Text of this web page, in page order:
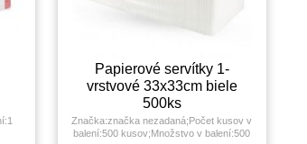
Papierové servítky 1-
vrstvové 33x33cm biele
500ks
Značka:značka nezadaná;Počet kusov v
balení:500 kusov;Množstvo v balení:500